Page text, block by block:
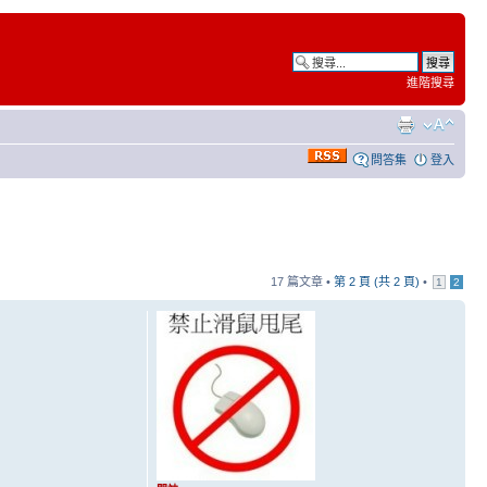
進階搜尋
問答集 登入
17 篇文章 • 第 2 頁 (共 2 頁) • 1 2